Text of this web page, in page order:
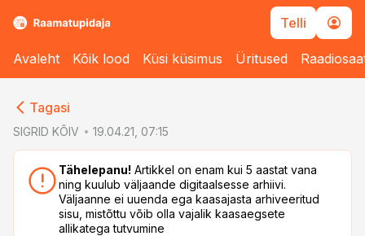
Telli
Avaleht Kõik lood Küsi küsimus Üritused
Tagasi
SIGRID KÕIV 19.04.21, 07:15
Tähelepanu! Artikkel on enam kui 5 aastat vana
ning kuulub väljaande digitaalsesse arhiivi.
Väljaanne ei uuenda ega kaasajasta arhiveeritud
sisu, mistõttu võib olla vajalik kaasaegsete
allikatega tutvumine